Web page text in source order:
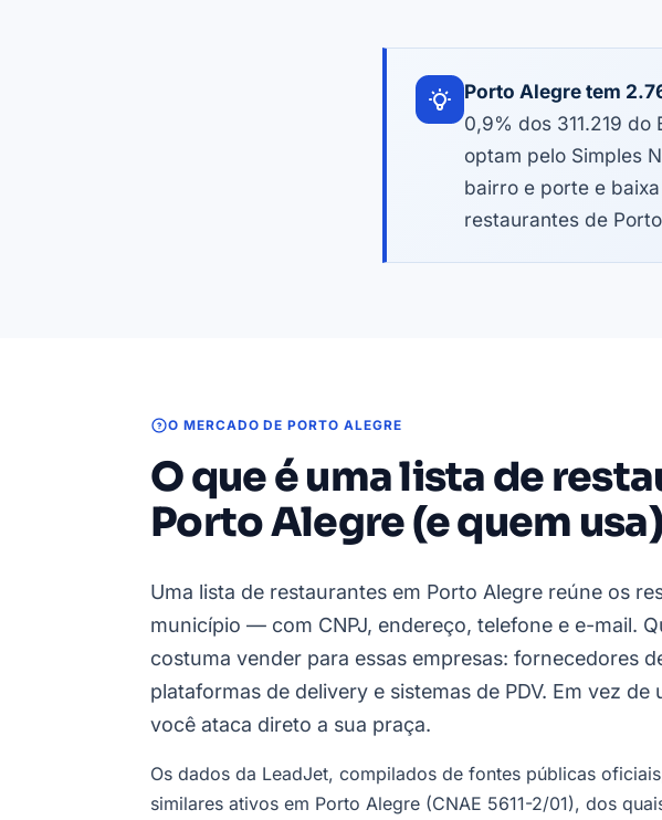
Porto Alegre tem
0,9% dos 311.219
optam pelo Simples
bairro e porte e
restaurantes de
O MERCADO DE PORTO ALEGRE
O que é uma lista de
Porto Alegre (e quem usa)
Uma lista de restaurantes em Porto Alegre reúne os
município — com CNPJ, endereço, telefone e e-mail.
costuma vender para essas empresas: fornecedores
plataformas de delivery e sistemas de PDV. Em vez
você ataca direto a sua praça.
Os dados da LeadJet, compilados de fontes públicas
similares ativos em Porto Alegre (CNAE 5611-2/01), dos